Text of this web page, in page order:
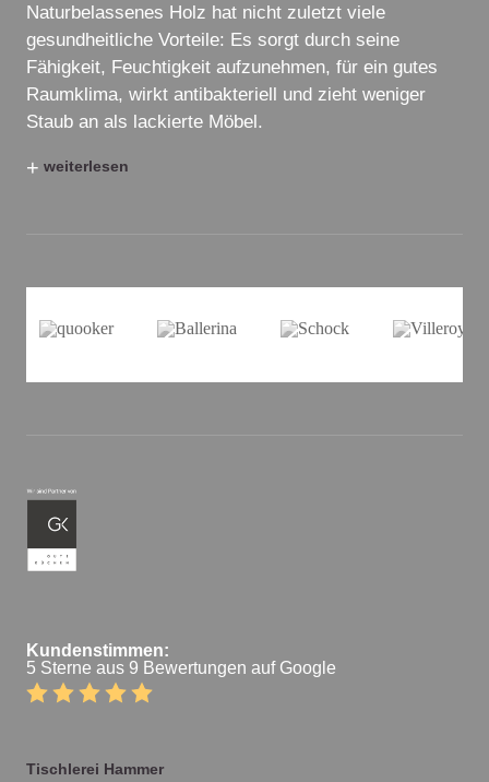
Naturbelassenes Holz hat nicht zuletzt viele
gesundheitliche Vorteile: Es sorgt durch seine
Fähigkeit, Feuchtigkeit aufzunehmen, für ein gutes
Raumklima, wirkt antibakteriell und zieht weniger
Staub an als lackierte Möbel.
+ weiterlesen
Kundenstimmen:
5 Sterne aus 9 Bewertungen auf Google
Tischlerei Hammer